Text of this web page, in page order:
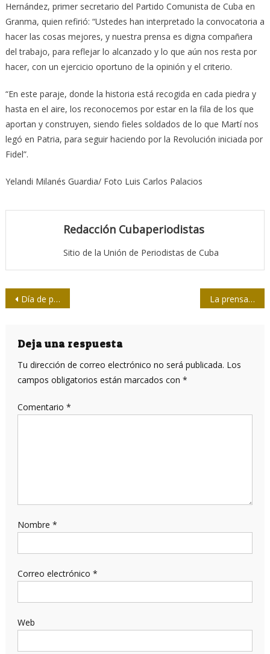
Hernández, primer secretario del Partido Comunista de Cuba en
Granma, quien refirió: “Ustedes han interpretado la convocatoria a
hacer las cosas mejores, y nuestra prensa es digna compañera
del trabajo, para reflejar lo alcanzado y lo que aún nos resta por
hacer, con un ejercicio oportuno de la opinión y el criterio.
“En este paraje, donde la historia está recogida en cada piedra y
hasta en el aire, los reconocemos por estar en la fila de los que
aportan y construyen, siendo fieles soldados de lo que Martí nos
legó en Patria, para seguir haciendo por la Revolución iniciada por
Fidel”.
Yelandi Milanés Guardia/ Foto Luis Carlos Palacios
Redacción Cubaperiodistas
Sitio de la Unión de Periodistas de Cuba
Navegación
entradas
Día de premiaciones este 14 de marzo en Holguín La prensa cubana tiene en Martí y en Patria no sólo la raíz, aseguran en Cienfuegos
Deja una respuesta
Tu dirección de correo electrónico no será publicada. Los
campos obligatorios están marcados con *
Comentario *
Nombre *
Correo electrónico *
Web